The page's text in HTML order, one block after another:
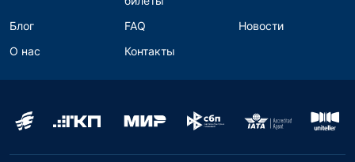
Блог FAQ
Новости
О нас
Контакты